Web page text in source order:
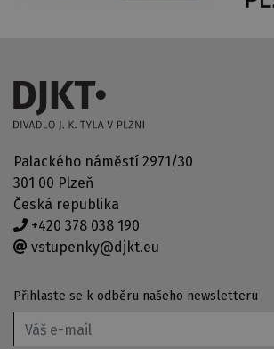
Palackého náměstí 2971/30
301 00 Plzeň
Česká republika
+420 378 038 190
vstupenky@djkt.eu
Přihlaste se k odběru našeho newsletteru